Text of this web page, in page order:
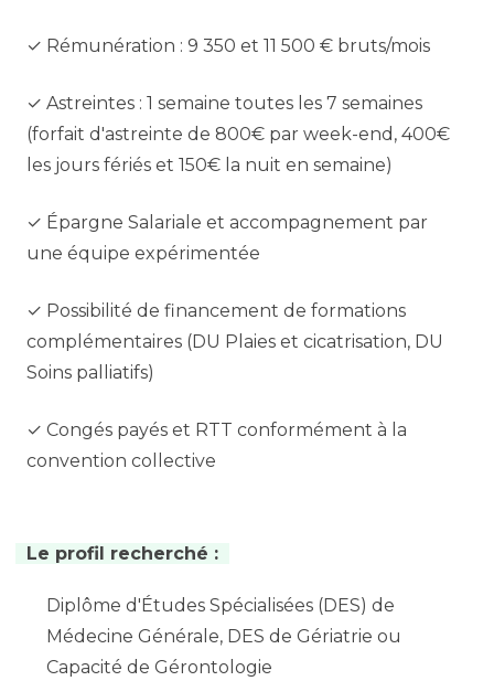
✓ Rémunération : 9 350 et 11 500 € bruts/mois
✓ Astreintes : 1 semaine toutes les 7 semaines
(forfait d'astreinte de 800€ par week-end, 400€
les jours fériés et 150€ la nuit en semaine)
✓ Épargne Salariale et accompagnement par
une équipe expérimentée
✓ Possibilité de financement de formations
complémentaires (DU Plaies et cicatrisation, DU
Soins palliatifs)
✓ Congés payés et RTT conformément à la
convention collective
Le profil recherché :
Diplôme d'Études Spécialisées (DES) de
Médecine Générale, DES de Gériatrie ou
Capacité de Gérontologie